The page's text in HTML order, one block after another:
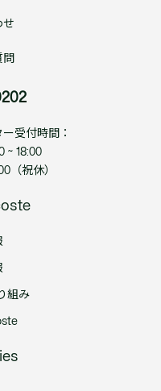
せ
問
受付時間：
~ 18:00
（祝休）
組み